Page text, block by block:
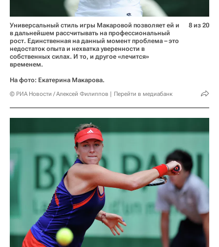
Универсальный стиль игры Макаровой позволяет ей и
в дальнейшем рассчитывать на профессиональный
рост. Единственная на данный момент проблема – это
недостаток опыта и нехватка уверенности в
собственных силах. И то, и другое «лечится»
временем.
На фото: Екатерина Макарова.
© РИА Новости / Алексей Филиппов Перейти в медиабанк
8 из 20